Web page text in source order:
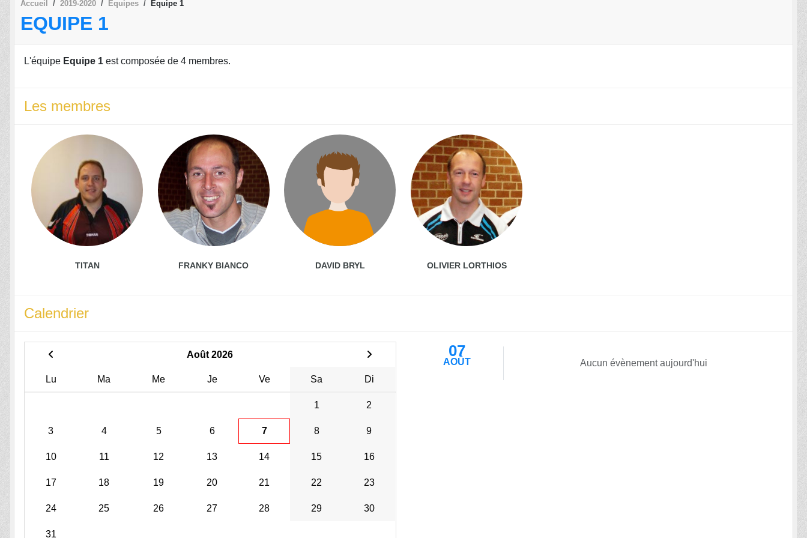
Accueil 2019-2020 Equipes Equipe 1
EQUIPE 1
L'équipe Equipe 1 est composée de 4 membres.
Les membres
TITAN FRANKY BIANCO DAVID BRYL OLIVIER LORTHIOS
Calendrier
Août 2026
Lu Ma Me Je Ve Sa Di
1 2
3 4 5 6 7 8 9
10 11 12 13 14 15 16
17 18 19 20 21 22 23
24 25 26 27 28 29 30
31
07
AOÛT Aucun évènement aujourd'hui